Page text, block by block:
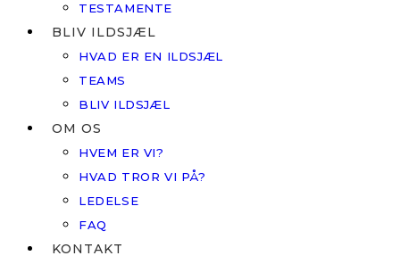
TESTAMENTE
BLIV ILDSJÆL
HVAD ER EN ILDSJÆL
TEAMS
BLIV ILDSJÆL
OM OS
HVEM ER VI?
HVAD TROR VI PÅ?
LEDELSE
FAQ
KONTAKT